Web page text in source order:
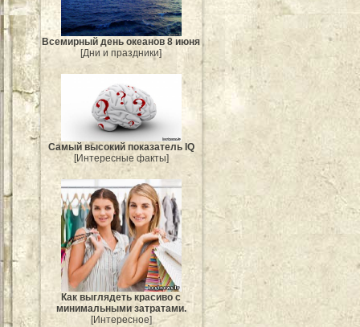
Всемирный день океанов 8 июня
[Дни и праздники]
Самый высокий показатель IQ
[Интересные факты]
Как выглядеть красиво с
минимальными затратами.
[Интересное]